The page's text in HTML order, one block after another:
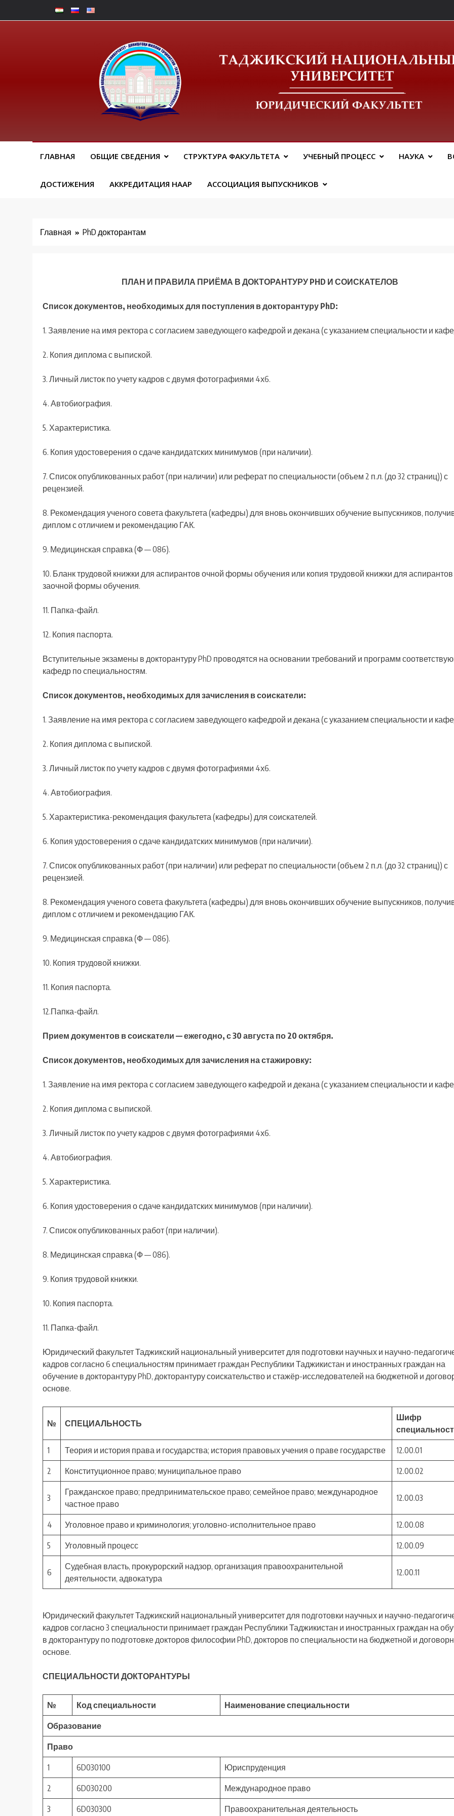
к
Юридический Факальтет
ГЛАВНАЯ ОБЩИЕ СВЕДЕНИЯ СТРУКТУРА ФАКУЛЬТЕТА УЧЕБНЫЙ ПРОЦЕСС НАУКА
ДОСТИЖЕНИЯ АККРЕДИТАЦИЯ НААР АССОЦИАЦИЯ ВЫПУСКНИКОВ
Главная PhD докторантам
ПЛАН И ПРАВИЛА ПРИЁМА В ДОКТОРАНТУРУ PHD И СОИСКАТЕЛОВ
Список документов, необходимых для поступления вдокторантуру PhD:
1. Заявление на имя ректора с согласием заведующего кафедрой и декана (с указанием специальности и
2. Копия диплома с выпиской.
3. Личный листок по учету кадров с двумя фотографиями 4х6.
4. Автобиография.
5. Характеристика.
6. Копия удостоверения о сдаче кандидатских минимумов (при наличии).
7. Список опубликованных работ (при наличии) или реферат по специальности (объем 2 п.л. (до 32 страниц)) с
рецензией.
8. Рекомендация ученого совета факультета (кафедры) для вновь окончивших обучение выпускников,
диплом с отличием и рекомендацию ГАК.
9. Медицинская справка (Ф — 086).
10. Бланк трудовой книжки для аспирантов очной формы обучения или копия трудовой книжки для аспирантов
заочной формы обучения.
11. Папка-файл.
12. Копия паспорта.
Вступительные экзамены в докторантуру PhD проводятся на основании требований и программ
кафедр по специальностям.
Список документов, необходимых для зачисления в соискатели:
1. Заявление на имя ректора с согласием заведующего кафедрой и декана (с указанием специальности и
2. Копия диплома с выпиской.
3. Личный листок по учету кадров с двумя фотографиями 4х6.
4. Автобиография.
5. Характеристика-рекомендация факультета (кафедры) для соискателей.
6. Копия удостоверения о сдаче кандидатских минимумов (при наличии).
7. Список опубликованных работ (при наличии) или реферат по специальности (объем 2 п.л. (до 32 страниц)) с
рецензией.
8. Рекомендация ученого совета факультета (кафедры) для вновь окончивших обучение выпускников,
диплом с отличием и рекомендацию ГАК.
9. Медицинская справка (Ф — 086).
10. Копия трудовой книжки.
11. Копия паспорта.
12.Папка-файл.
Прием документов в соискатели — ежегодно, с 30 августа по 20 октября.
Список документов, необходимых для зачисления на стажировку:
1. Заявление на имя ректора с согласием заведующего кафедрой и декана (с указанием специальности и
2. Копия диплома с выпиской.
3. Личный листок по учету кадров с двумя фотографиями 4х6.
4. Автобиография.
5. Характеристика.
6. Копия удостоверения о сдаче кандидатских минимумов (при наличии).
7. Список опубликованных работ (при наличии).
8. Медицинская справка (Ф — 086).
9. Копия трудовой книжки.
10. Копия паспорта.
11. Папка-файл.
Юридический факультет Таджикский национальный университет для подготовки научных и научно-
кадров согласно 6 специальностям принимает граждан Республики Таджикистан и иностранных граждан на
обучение в докторантуру PhD, докторантуру соискательство и стажёр-исследователей на бюджетной и
основе.
№ СПЕЦИАЛЬНОСТЬ
Шифр
1 Теория и история права и государства; история правовых учения о праве государстве 12.00.01
2 Конституционное право; муниципальное право 12.00.02
3
Гражданское право; предпринимательское право; семейное право; международное
частное право
12.00.03
4 Уголовное право и криминология; уголовно-исполнительное право 12.00.08
5 Уголовный процесс 12.00.09
6
Судебная власть, прокурорский надзор, организация правоохранительной
деятельности, адвокатура
12.00.11
Юридический факультет Таджикский национальный университет для подготовки научных и научно-
кадров согласно 3 специальности принимает граждан Республики Таджикистан и иностранных граждан на
в докторантуру по подготовке докторов философии PhD, докторов по специальности на бюджетной и
основе.
СПЕЦИАЛЬНОСТИ ДОКТОРАНТУРЫ
№ Код специальности Наименование специальности
Образование
Право
1 6D030100 Юриспруденция
2 6D030200 Международное право
3 6D030300 Правоохранительная деятельность